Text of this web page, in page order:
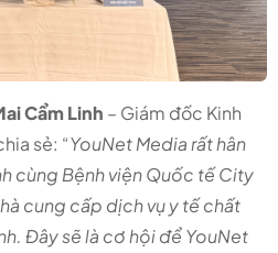
Cẩm Linh – Giám đốc Kinh
sẻ: “YouNet Media rất hân
cùng Bệnh viện Quốc tế City
cung cấp dịch vụ y tế chất
Đây sẽ là cơ hội để YouNet